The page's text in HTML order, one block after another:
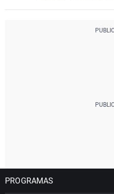
PROGRAMAS